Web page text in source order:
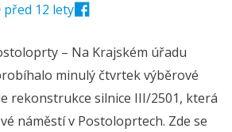
před 12 lety
– Na Krajském úřadu
minulý čtvrtek výběrové
rekonstrukce silnice III/2501, která
náměstí v Postoloprtech. Zde se